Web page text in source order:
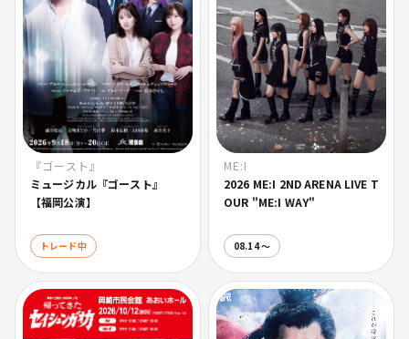
『ゴースト』
ミュージカル『ゴースト』
【福岡公演】
トレード中
ME:I
2026 ME:I 2ND ARENA LIVE T
OUR "ME:I WAY"
08.14 〜